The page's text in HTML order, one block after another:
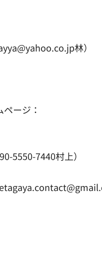
林）
ージ：
7440村上）